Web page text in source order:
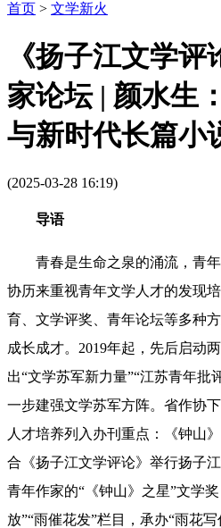
首页 > 文学新火
《扬子江文学
家论坛 | 颜水生
与新时代长篇小
(2025-03-28 16:19)
导语
青春是生命之泉的涌流，青年
协历来重视青年文学人才的发现
育、文学评奖、青年论坛等多种
成长成才。2019年起，先后启动
出“文学苏军新力量”“江苏青年批
一步建强文学苏军方阵。省作协
人才培养列入办刊重点：《钟山
合《扬子江文学评论》举行扬子
青年作家的“《钟山》之星”文学
放”“雨催花发”栏目，承办“雨花